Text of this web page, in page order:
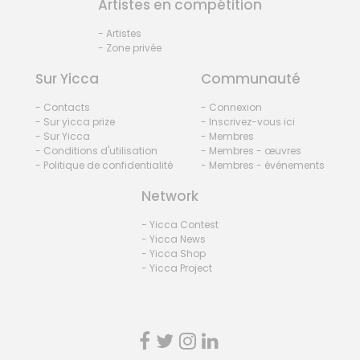
Artistes en compétition
- Artistes
- Zone privée
Sur Yicca
- Contacts
- Sur yicca prize
- Sur Yicca
- Conditions d'utilisation
- Politique de confidentialité
Communauté
- Connexion
- Inscrivez-vous ici
- Membres
- Membres - œuvres
- Membres - événements
Network
- Yicca Contest
- Yicca News
- Yicca Shop
- Yicca Project